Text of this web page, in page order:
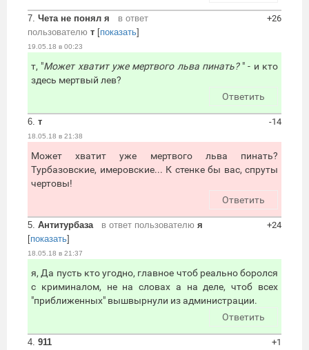
7. Чета не понял я
в ответ
пользователю т [показать]
19.05.18 в 00:23
+26
т, "Может хватит уже мертвого льва пинать? " - и кто
здесь мертвый лев?
Ответить
6. т
18.05.18 в 21:38
-14
Может хватит уже мертвого льва пинать?
Турбазовские, имеровские... К стенке бы вас, спруты
чертовы!
Ответить
5. Антитурбаза в ответ пользователю я
[показать]
18.05.18 в 21:37
+24
я, Да пусть кто угодно, главное чтоб реально боролся
с криминалом, не на словах а на деле, чтоб всех
"приближенных" вышвырнули из администрации.
Ответить
4. 911 +1